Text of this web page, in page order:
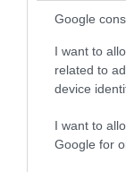
Google
I want to
related to
device
I want to
Google for
ημερών –
Νεογνών
08.08.2026 | 16:00
Αρχίζουν τα
08.08.2026 | 15:40
ΠΕΡΙΣΣΟΤΕΡΑ